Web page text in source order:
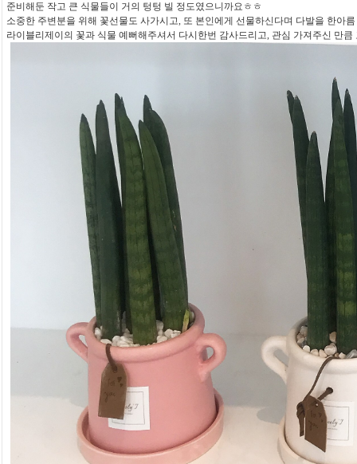
준비해둔 작고 큰 식물들이 거의 텅텅 빌 정도였으니까요ㅎㅎ
소중한 주변분을 위해 꽃선물도 사가시고, 또 본인에게 선물하신다며 다발을 한아
라이블리제이의 꽃과 식물 예뻐해주셔서 다시한번 감사드리고, 관심 가져주신 만